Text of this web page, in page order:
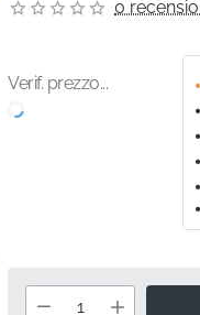
0
Verif. prezzo...